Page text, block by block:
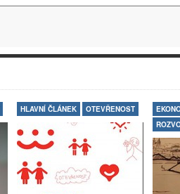
HLAVNÍ ČLÁNEK OTEVŘENOST